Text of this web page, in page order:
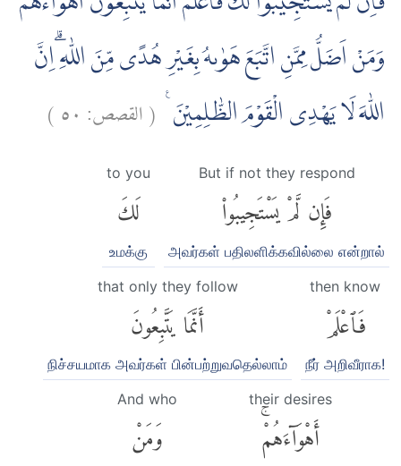
وَمَنْ اَضَلُّ مِمَّنِ اتَّبَعَ هَوٰىهُ بِغَيْرِ هُدًى مِّنَ اللّٰهِ ۗاِنَّ
اللّٰهَ لَا يَهْدِى الْقَوْمَ الظّٰلِمِيْنَ ࣖ (القصص: ٥٠)
But if not they respond
فَإِن لَّمْ يَسْتَجِيبُوا۟
அவர்கள் பதிலளிக்கவில்லை என்றால்
to you
لَكَ
உமக்கு
then know
فَٱعْلَمْ
நீர் அறிவீராக!
that only they follow
أَنَّمَا يَتَّبِعُونَ
நிச்சயமாக அவர்கள் பின்பற்றுவதெல்லாம்
their desires
أَهْوَآءَهُمْۚ
And who
وَمَنْ